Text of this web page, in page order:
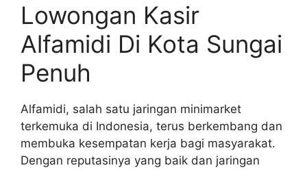
Lowongan Kasir
Alfamidi Di Kota Sungai
Penuh
Alfamidi, salah satu jaringan minimarket
terkemuka di Indonesia, terus berkembang dan
membuka kesempatan kerja bagi masyarakat.
Dengan reputasinya yang baik dan jaringan